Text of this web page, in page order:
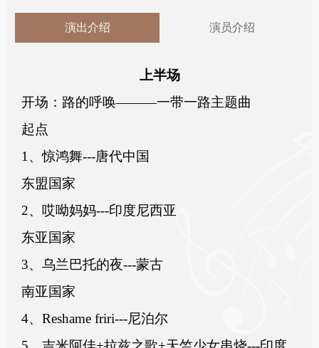
演出介绍 演员介绍
上半场
开场：路的呼唤———一带一路主题曲
起点
1、惊鸿舞---唐代中国
东盟国家
2、哎呦妈妈---印度尼西亚
东亚国家
3、乌兰巴托的夜---蒙古
南亚国家
4、Reshame friri---尼泊尔